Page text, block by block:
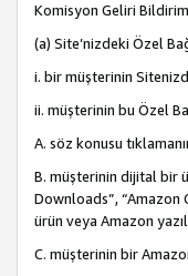
Komisyon Geliri
(a) Site’nizdeki Özel
i. bir müşterinin
ii. müşterinin bu Özel
A. söz konusu
B. müşterinin dijital bir
Downloads”, “Amazon
ürün veya Amazon
C. müşterinin bir